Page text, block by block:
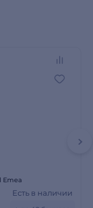
Emea
Есть в наличии